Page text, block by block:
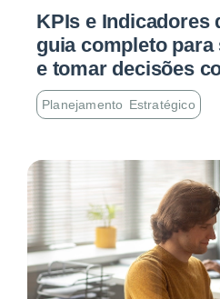
KPIs e Indicadores
guia completo
e tomar decisões
Planejamento Estratégico